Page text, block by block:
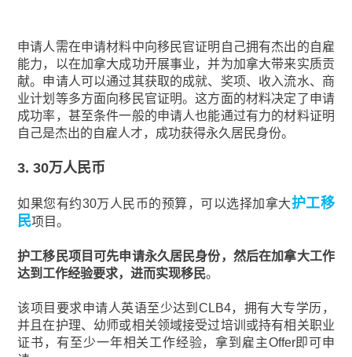
申请人需在申请材料中向移民官证明自己拥有杰出的自雇
能力，以在加拿大成功开展事业，并为加拿大带来实质贡
献。申请人可以通过其获取的成就、奖项、收入流水、商
业计划等多方面向移民官证明。这方面的材料决定了申请
成功率，甚至条件一般的申请人也能通过有力的材料证明
自己是杰出的自雇人才，成功获得永久居民身份。
3. 30万人民币
如果您有约30万人民币的预算，可以选择加拿大护工移
民项目。
护工移民项目可先申请永久居民身份，然后在加拿大工作
达到工作经验要求，进而实现移民。
该项目要求申请人英语至少达到CLB4，拥有大专学历，
并且在护理、幼师或相关领域接受过培训或持有相关职业
证书，有至少一年相关工作经验，拿到雇主Offer即可申